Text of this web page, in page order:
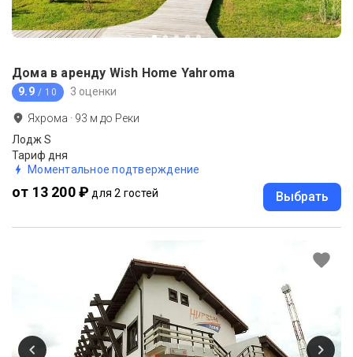
Дома в аренду Wish Home Yahroma
9.9 / 10 3 оценки
Яхрома · 93 м до Реки
Лодж S
Тариф дня
Моментальное подтверждение
от 13 200 ₽ для 2 гостей Выбрать